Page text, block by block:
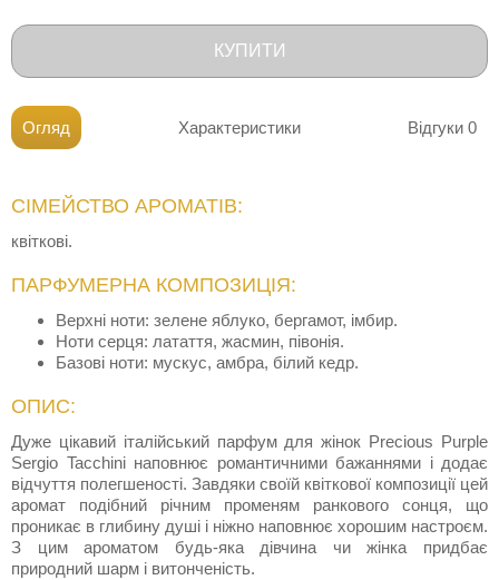
КУПИТИ
Огляд Характеристики Відгуки 0
СІМЕЙСТВО АРОМАТІВ:
квіткові.
ПАРФУМЕРНА КОМПОЗИЦІЯ:
Верхні ноти: зелене яблуко, бергамот, імбир.
Ноти серця: латаття, жасмин, півонія.
Базові ноти: мускус, амбра, білий кедр.
ОПИС:
Дуже цікавий італійський парфум для жінок Precious Purple
Sergio Tacchini наповнює романтичними бажаннями і додає
відчуття полегшеності. Завдяки своїй квіткової композиції цей
аромат подібний річним променям ранкового сонця, що
проникає в глибину душі і ніжно наповнює хорошим настроєм.
З цим ароматом будь-яка дівчина чи жінка придбає
природний шарм і витонченість.